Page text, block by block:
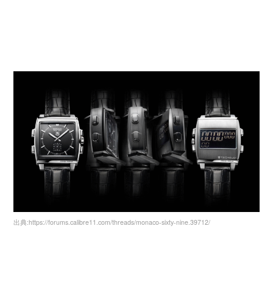
出典:https://forums.calibre11.com/threads/monaco-sixty-nine.39712/